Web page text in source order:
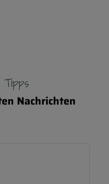
Tipps
Nachrichten